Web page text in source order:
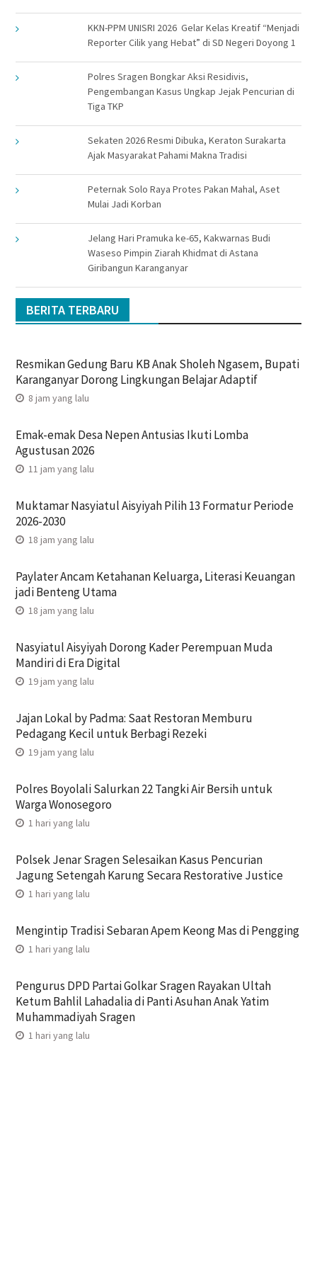
KKN-PPM UNISRI 2026 Gelar Kelas Kreatif “Menjadi
Reporter Cilik yang Hebat” di SD Negeri Doyong 1
Polres Sragen Bongkar Aksi Residivis,
Pengembangan Kasus Ungkap Jejak Pencurian di
Tiga TKP
Sekaten 2026 Resmi Dibuka, Keraton Surakarta
Ajak Masyarakat Pahami Makna Tradisi
Peternak Solo Raya Protes Pakan Mahal, Aset
Mulai Jadi Korban
Jelang Hari Pramuka ke-65, Kakwarnas Budi
Waseso Pimpin Ziarah Khidmat di Astana
Giribangun Karanganyar
BERITA TERBARU
Resmikan Gedung Baru KB Anak Sholeh Ngasem, Bupati
Karanganyar Dorong Lingkungan Belajar Adaptif
8 jam yang lalu
Emak-emak Desa Nepen Antusias Ikuti Lomba
Agustusan 2026
11 jam yang lalu
Muktamar Nasyiatul Aisyiyah Pilih 13 Formatur Periode
2026-2030
18 jam yang lalu
Paylater Ancam Ketahanan Keluarga, Literasi Keuangan
jadi Benteng Utama
18 jam yang lalu
Nasyiatul Aisyiyah Dorong Kader Perempuan Muda
Mandiri di Era Digital
19 jam yang lalu
Jajan Lokal by Padma: Saat Restoran Memburu
Pedagang Kecil untuk Berbagi Rezeki
19 jam yang lalu
Polres Boyolali Salurkan 22 Tangki Air Bersih untuk
Warga Wonosegoro
1 hari yang lalu
Polsek Jenar Sragen Selesaikan Kasus Pencurian
Jagung Setengah Karung Secara Restorative Justice
1 hari yang lalu
Mengintip Tradisi Sebaran Apem Keong Mas di Pengging
1 hari yang lalu
Pengurus DPD Partai Golkar Sragen Rayakan Ultah
Ketum Bahlil Lahadalia di Panti Asuhan Anak Yatim
Muhammadiyah Sragen
1 hari yang lalu